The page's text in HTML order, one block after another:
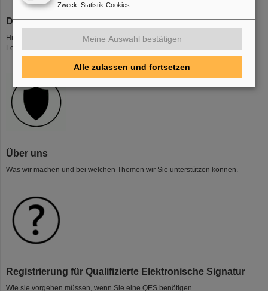
Dokumente & Formulare
Hier finden Sie zum Beispiel den Antrag Neuer IT-Dienst, sowie unsere
Leitlinie, Konzept und Richtlinien.
Über uns
Was wir machen und bei welchen Themen wir Sie unterstützen können.
Registrierung für Qualifizierte Elektronische Signatur
Wie sie vorgehen müssen, wenn Sie eine QES benötigen.
Zweck: Statistik-Cookies
Meine Auswahl bestätigen
Alle zulassen und fortsetzen